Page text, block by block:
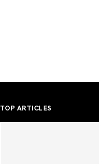
TOP ARTICLES